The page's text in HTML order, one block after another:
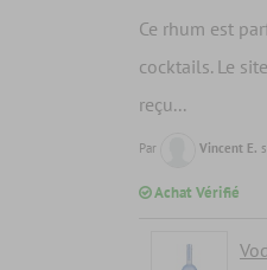
Ce rhum est
cocktails. Le
reçu...
Par Vincent E.
Achat Vérifié